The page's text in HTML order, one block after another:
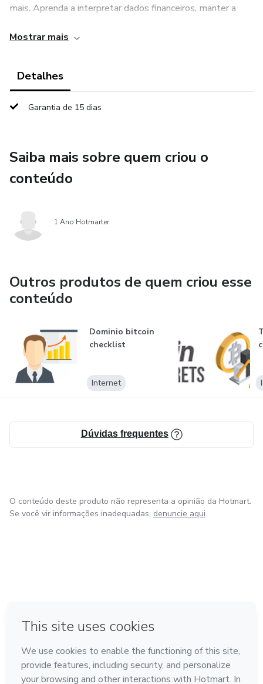
mais. Aprenda a interpretar dados financeiros, manter a
fundamentadas. Torne-se mais confiante na gestão
acessível.
Mostrar mais
Detalhes
Garantia de 15 dias
Saiba mais sobre quem criou o
conteúdo
1 Ano Hotmarter
Outros produtos de quem criou esse
conteúdo
Dominio bitcoin
checklist
Internet
Dúvidas frequentes
O conteúdo deste produto não representa a opinião da Hotmart.
Se você vir informações inadequadas, denuncie aqui
Feito com ❤ em Bogotá